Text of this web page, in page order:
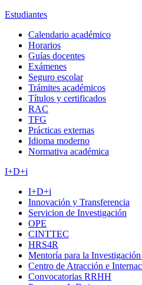
Estudiantes
Calendario académico
Horarios
Guías docentes
Exámenes
Seguro escolar
Trámites académicos
Títulos y certificados
RAC
TFG
Prácticas externas
Idioma moderno
Normativa académica
I+D+i
I+D+i
Innovación y Transferencia
Servicion de Investigación
OPE
CINTTEC
HRS4R
Mentoría para la
Centro de Atracción e
Convocatorias RRHH